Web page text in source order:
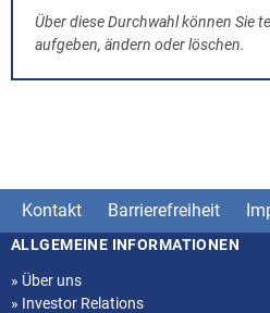
Über diese Durchwahl können Sie
aufgeben, ändern oder löschen.
Kontakt Barrierefreiheit
Seitenstruktur
ALLGEMEINE INFORMATIONEN
» Über uns
» Investor Relations